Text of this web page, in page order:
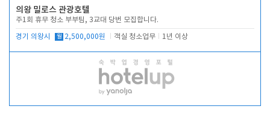
의왕 밀로스 관광호텔
주1회 휴무 청소 부부팀, 3교대 당번 모집합니다.
경기 의왕시 월 2,500,000원 객실 청소업무 1년 이상